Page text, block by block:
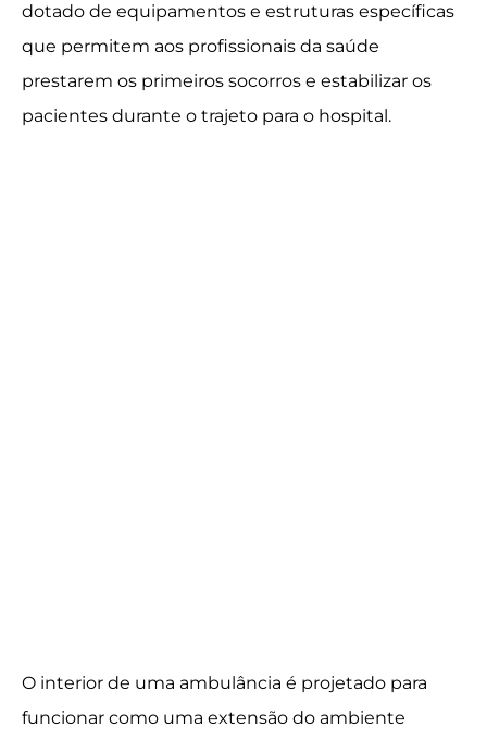
dotado de equipamentos e estruturas específicas
que permitem aos profissionais da saúde
prestarem os primeiros socorros e estabilizar os
pacientes durante o trajeto para o hospital.
O interior de uma ambulância é projetado para
funcionar como uma extensão do ambiente